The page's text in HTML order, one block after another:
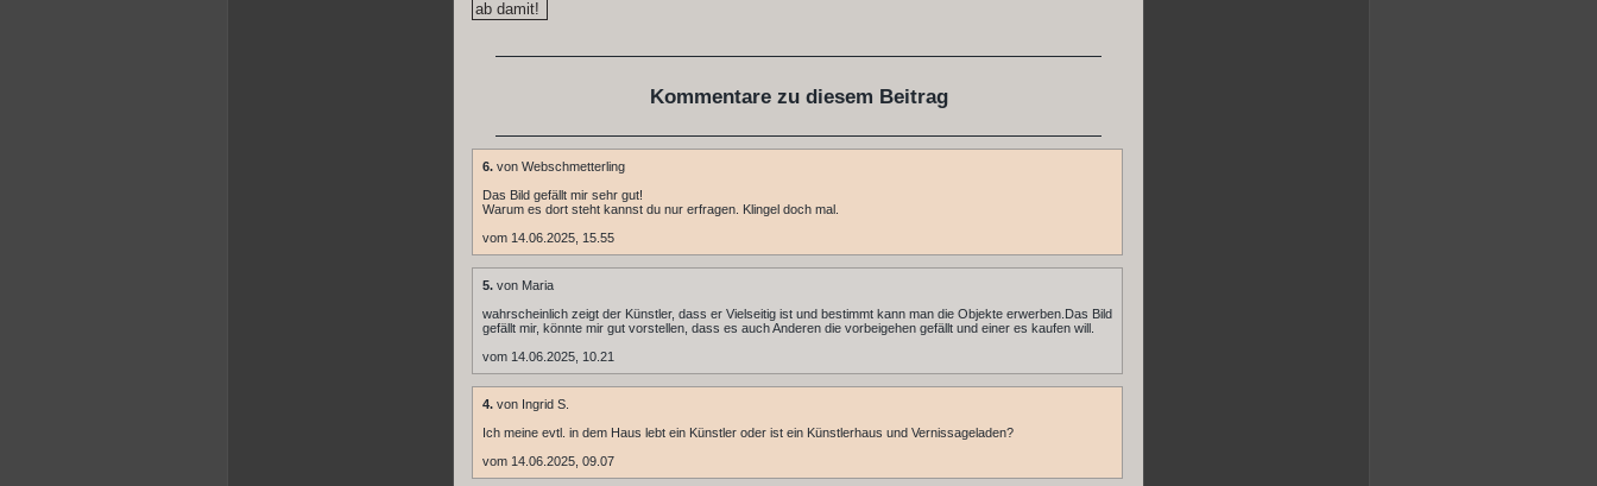
Kommentare zu diesem Beitrag
6. von Webschmetterling
Das Bild gefällt mir sehr gut!
Warum es dort steht kannst du nur erfragen. Klingel doch mal.
vom 14.06.2025, 15.55
5. von Maria
wahrscheinlich zeigt der Künstler, dass er Vielseitig ist und bestimmt kann man die Objekte erwerben.Das Bild
gefällt mir, könnte mir gut vorstellen, dass es auch Anderen die vorbeigehen gefällt und einer es kaufen will.
vom 14.06.2025, 10.21
4. von Ingrid S.
Ich meine evtl. in dem Haus lebt ein Künstler oder ist ein Künstlerhaus und Vernissageladen?
vom 14.06.2025, 09.07